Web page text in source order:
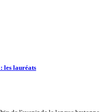
les lauréats